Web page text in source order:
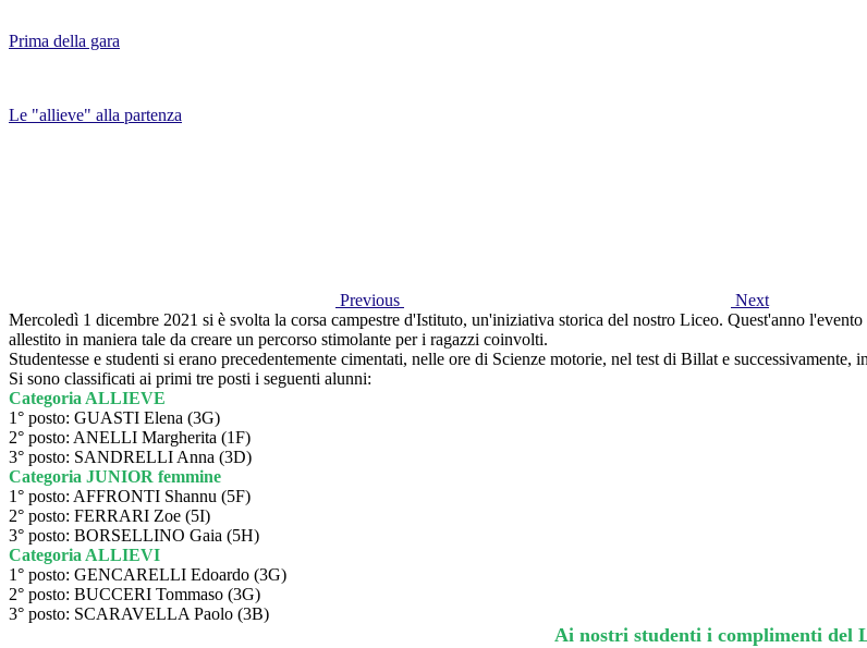
Prima della gara
Le "allieve" alla partenza
Previous
Next
Mercoledì 1 dicembre 2021 si è svolta la corsa campestre d'Istituto, un'iniziativa storica del nostro Liceo. Quest'anno
allestito in maniera tale da creare un percorso stimolante per i ragazzi coinvolti.
Studentesse e studenti si erano precedentemente cimentati, nelle ore di Scienze motorie, nel test di Billat e
Si sono classificati ai primi tre posti i seguenti alunni:
Categoria ALLIEVE
1° posto: GUASTI Elena (3G)
2° posto: ANELLI Margherita (1F)
3° posto: SANDRELLI Anna (3D)
Categoria JUNIOR femmine
1° posto: AFFRONTI Shannu (5F)
2° posto: FERRARI Zoe (5I)
3° posto: BORSELLINO Gaia (5H)
Categoria ALLIEVI
1° posto: GENCARELLI Edoardo (3G)
2° posto: BUCCERI Tommaso (3G)
3° posto: SCARAVELLA Paolo (3B)
Ai nostri studenti i complimenti del